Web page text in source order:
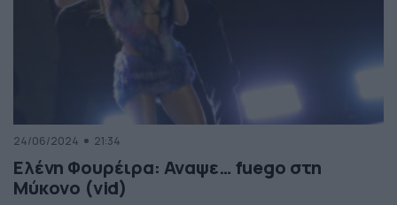
24/06/2024 21:34
Ελένη Φουρέιρα: Αναψε… fuego στη
Μύκονο (vid)